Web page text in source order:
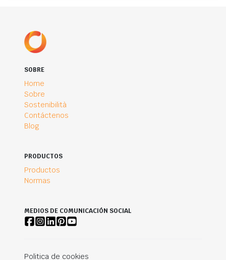
SOBRE
Home
Sobre
Sostenibilità
Contáctenos
Blog
PRODUCTOS
Productos
Normas
MEDIOS DE COMUNICACIÓN SOCIAL
Politica de cookies